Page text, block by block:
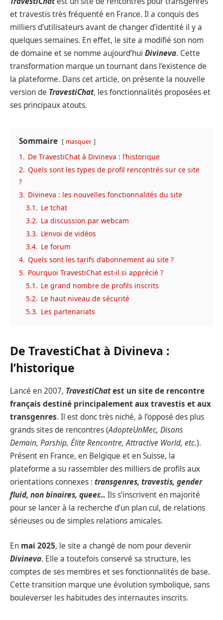
et travestis très fréquenté en France. Il a conquis des
milliers d’utilisateurs avant de changer d’identité il y a
quelques semaines. En effet, le site a modifié son nom
de domaine et se nomme aujourd’hui Divineva. Cette
transformation marque un tournant dans l’existence de
la plateforme. Dans cet article, on présente la nouvelle
version de TravestiChat, les fonctionnalités proposées et
ses principaux atouts.
Sommaire masquer
1. De TravestiChat à Divineva : l’historique
2. Quels sont les types de profil rencontrés sur ce site
?
3. Divineva : les nouvelles fonctionnalités du site
3.1. Le tchat
3.2. La discussion par webcam
3.3. L’envoi de vidéos
3.4. Le forum
4. Quels sont les tarifs d’abonnement au site ?
5. Pourquoi TravestiChat est-il si apprécié ?
5.1. Le grand nombre de profils inscrits
5.2. Le haut niveau de sécurité
5.3. Les partenariats
De TravestiChat à Divineva :
l’historique
Lancé en 2007, TravestiChatest un site de rencontre
français destiné principalement aux travestis et aux
transgenres. Il est donc très niché, à l’opposé des plus
grands sites de rencontres (AdopteUnMec, Disons
Demain, Parship, Élite Rencontre, Attractive World, etc.).
Présent en France, en Belgique et en Suisse, la
plateforme a su rassembler des milliers de profils aux
orientations connexes : transgenres, travestis, gender
fluid, non binaires, queer… Ils s’inscrivent en majorité
pour se lancer à la recherche d’un plan cul, de relations
sérieuses ou de simples relations amicales.
En mai 2025, le site a changé de nom pour devenir
Divineva. Elle a toutefois conservé sa structure, les
comptes de ses membres et ses fonctionnalités de base.
Cette transition marque une évolution symbolique, sans
bouleverser les habitudes des internautes inscrits.